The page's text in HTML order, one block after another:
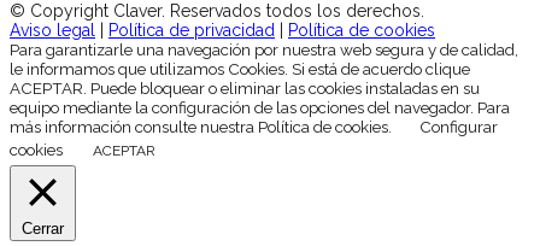
© Copyright Claver. Reservados todos los derechos.
Aviso legal
Política de privacidad
Política de cookies
Para garantizarle una navegación por nuestra web segura y de calidad,
le informamos que utilizamos Cookies. Si está de acuerdo clique
ACEPTAR. Puede bloquear o eliminar las cookies instaladas en su
equipo mediante la configuración de las opciones del navegador. Para
más información consulte nuestra Política de cookies.
Configurar
cookies
ACEPTAR
Cerrar